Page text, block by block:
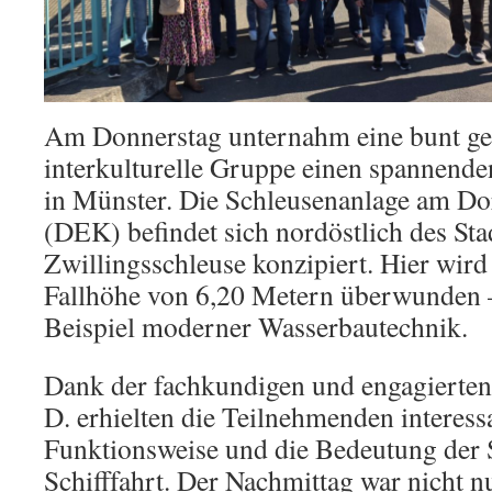
Am Donnerstag unternahm eine bunt
interkulturelle Gruppe einen
in Münster. Die Schleusenanlage am
(DEK) befindet sich nordöstlich des
Zwillingsschleuse konzipiert. Hier wird
Fallhöhe von 6,20 Metern überwunden
Beispiel moderner Wasserbautechnik.
Dank der fachkundigen und
D. erhielten die Teilnehmenden
Funktionsweise und die Bedeutung der
Schifffahrt. Der Nachmittag war nicht